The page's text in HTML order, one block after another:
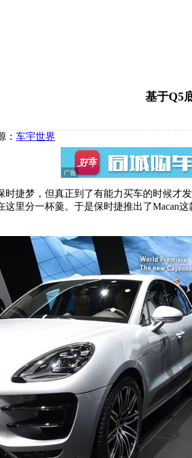
基于Q5
： 车宇世界
时捷梦，但真正到了有能力买车的时候才
里分一杯羹。于是保时捷推出了Macan